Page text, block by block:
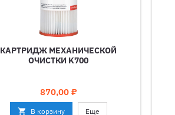
КАРТРИДЖ МЕХАНИЧЕСКОЙ
ОЧИСТКИ K700
Цена
870,00 ₽
 В корзину Еще